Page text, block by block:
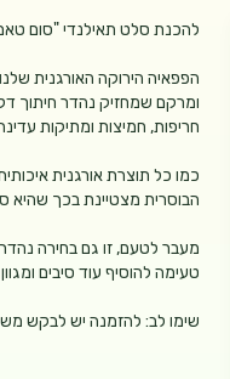
להכנת סלט תאילנדי "סום
הפפאיה הירוקה האורגנית
ומרקם שמחזיק נהדר חיתוך
חריפות, חמיצות ומתיקות
כמו כל תוצרת אורגנית
הבוסרית מצטיינת בכך שהיא
מעבר לטעם, זו גם בחירה
טעימה להוסיף עוד סיבים
שימו לב: להזמנה יש לבקש